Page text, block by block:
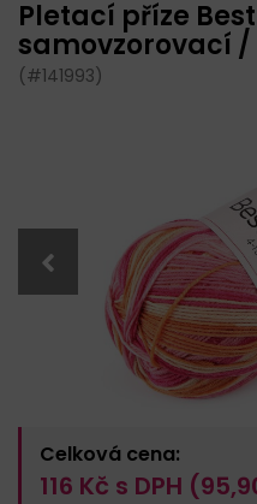
Pletací příze
samovzorovací /
(#141993)
Celková cena:
116 Kč s DPH (